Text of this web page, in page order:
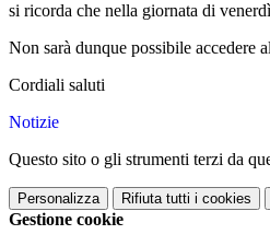
si ricorda che nella giornata di
Non sarà dunque possibile accedere
Cordiali saluti
Notizie
Questo sito o gli strumenti terzi da
Personalizza Rifiuta tutti i cookies
Gestione cookie